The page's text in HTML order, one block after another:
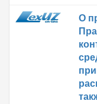
О